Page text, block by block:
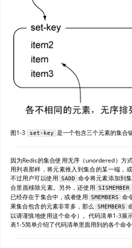
图1-3 set-key 是一个包含三个元素的集合
因为Redis的集合使用无序（unordered）方
用列表那样，将元素推入到集合的某一端，
不过用户可以使用 SADD 命令将元素添加到
合里面移除元素。另外，还使用 SISMEMBER
已经存在于集合中，或者使用 SMEMBERS
命
果集合包含的元素非常多，那么
SMEMBERS
以请谨慎地使用这个命令）。代码清单1-3展
表1-5简单介绍了代码清单里面用到的各个命令